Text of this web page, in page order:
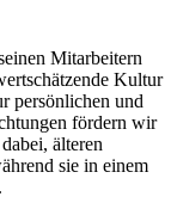
Mitarbeitern
Kultur
persönlichen und
fördern wir
älteren
sie in einem